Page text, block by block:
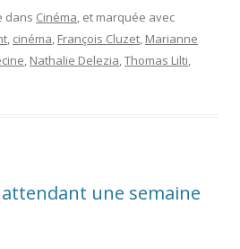
dans Cinéma, et marquée avec
, cinéma, François Cluzet, Marianne
, Nathalie Delezia,Thomas Lilti,
une semaine